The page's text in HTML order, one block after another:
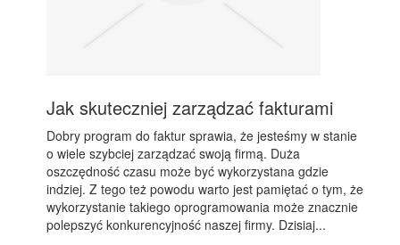
Jak skuteczniej zarządzać fakturami
Dobry program do faktur sprawia, że jesteśmy w stanie
o wiele szybciej zarządzać swoją firmą. Duża
oszczędność czasu może być wykorzystana gdzie
indziej. Z tego też powodu warto jest pamiętać o tym, że
wykorzystanie takiego oprogramowania może znacznie
polepszyć konkurencyjność naszej firmy. Dzisiaj...